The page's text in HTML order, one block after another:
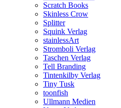
Scratch Books
Skinless Crow
Splitter
Squink Verlag
stainlessArt
Stromboli Verlag
Taschen Verlag
Tell Branding
Tintenkilby Verlag
Tiny Tusk
toonfish
Ullmann Medien